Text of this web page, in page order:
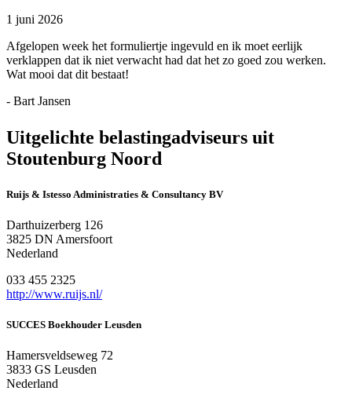
1 juni 2026
Afgelopen week het formuliertje ingevuld en ik moet eerlijk
verklappen dat ik niet verwacht had dat het zo goed zou werken.
Wat mooi dat dit bestaat!
- Bart Jansen
Uitgelichte belastingadviseurs uit
Stoutenburg Noord
Ruijs & Istesso Administraties & Consultancy BV
Darthuizerberg 126
3825 DN Amersfoort
Nederland
033 455 2325
http://www.ruijs.nl/
SUCCES Boekhouder Leusden
Hamersveldseweg 72
3833 GS Leusden
Nederland